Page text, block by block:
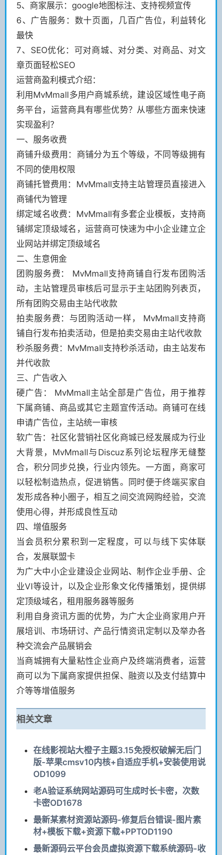
5、商家展示：google地图标注、支持视频宣传
6、广告服务：数十页面，几百广告位，利益转化
最快
7、SEO优化：可对商城、对分类、对商品、对文
章页面轻松SEO
运营商盈利模式介绍：
利用MvMmall多用户商城系统，建设区域性电子商
务平台，运营商具有哪些优势？从哪些方面来快速
实现盈利？
一、服务收费
商铺升级费用：商铺分为五个等级，不同等级拥有
不同的使用权限
商铺托管费用：MvMmall支持主站管理员直接进入
商铺代为管理
绑定域名收费：MvMmall有多套企业模板，支持商
铺绑定顶级域名，运营商可快速为中小企业建立企
业网站并绑定顶级域名
二、生意佣金
团购服务费： MvMmall支持商铺自行发布团购活
动，主站管理员审核后可显示于主站团购列表页，
所有团购交易由主站代收款
拍卖服务费：与团购活动一样， MvMmall支持商
铺自行发布拍卖活动，但是拍卖交易由主站代收款
秒杀服务费：MvMmall支持秒杀活动，由主站发布
并代收款
三、广告收入
硬广告： MvMmall主站全部是广告位，用于推荐
下属商铺、商品或其它主题宣传活动。商铺可在线
申请广告位，主站统一审核
软广告：社区化营销社区化商城已经发展成为行业
大背景，MvMmall与Discuz系列论坛程序无缝整
合，积分同步兑换，行业内领先。一方面，商家可
以轻松制造热点，促进销售。同时便于终端买家自
发形成各种小圈子，相互之间交流网购经验，交流
使用心得，并形成良性互动
四、增值服务
当会员积分累积到一定程度，可以与线下实体联
合，发展联盟卡
为广大中小企业建设企业网站、制作企业手册、企
业VI等设计，以及企业形象文化传播策划，提供绑
定顶级域名，租用服务器等服务
利用自身资讯方面的优势，为广大企业商家用户开
展培训、市场研讨、产品行情资讯定制以及举办各
种交流会产品展销会
当商城拥有大量粘性企业商户及终端消费者，运营
商可以为下属商家提供担保、融资以及支付结算中
介等等增值服务
相关文章
在线影视站大橙子主题3.15免授权破解无后门
版-苹果cmsv10内核+自适应手机+安装使用说
OD1099
老A验证系统网站源码可生成时长卡密，次数
卡密OD1678
最新某素材资源站源码-修复后台错误-图片素
材+模板下载+资源下载+PPTOD1190
最新源码云平台会员虚拟资源下载系统源码-收